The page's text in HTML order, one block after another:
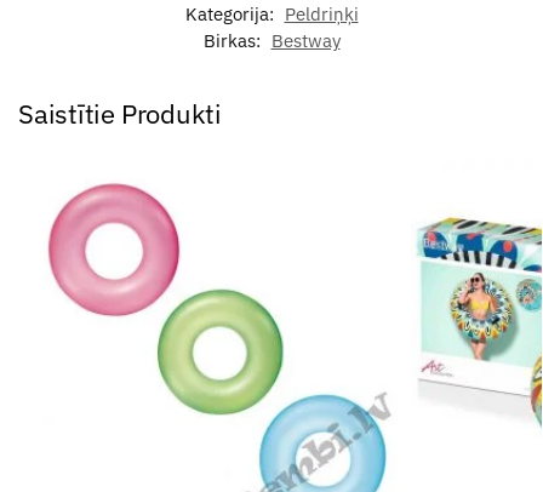
Kategorija: Peldriņķi
Birkas: Bestway
Saistītie Produkti